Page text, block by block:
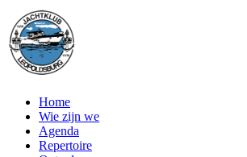
Home
Wie zijn we
Agenda
Repertoire